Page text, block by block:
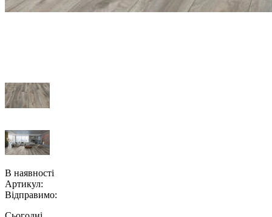
В наявності
Артикул:
Відправимо: